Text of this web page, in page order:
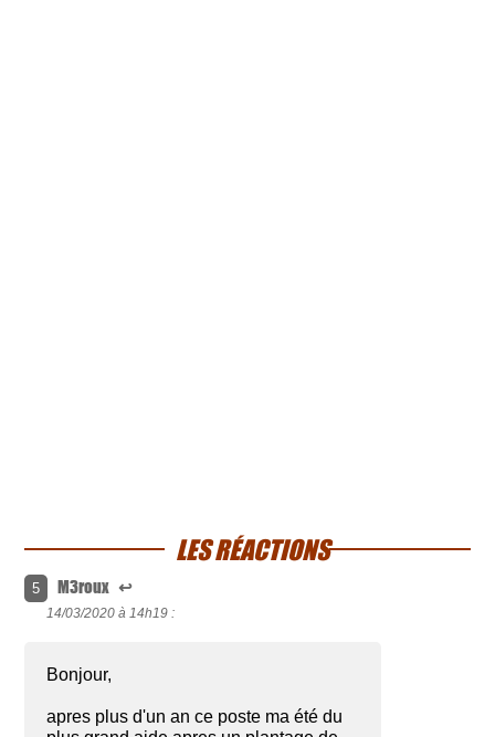
LES RÉACTIONS
5 M3roux ↩
14/03/2020 à 14h19 :
Bonjour,
apres plus d'un an ce poste ma été du